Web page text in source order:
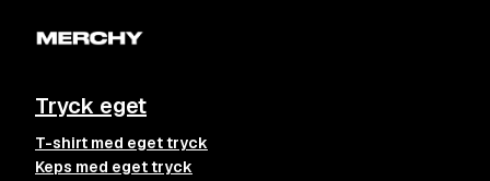
Tryck eget
T-shirt med eget tryck
Keps med eget tryck